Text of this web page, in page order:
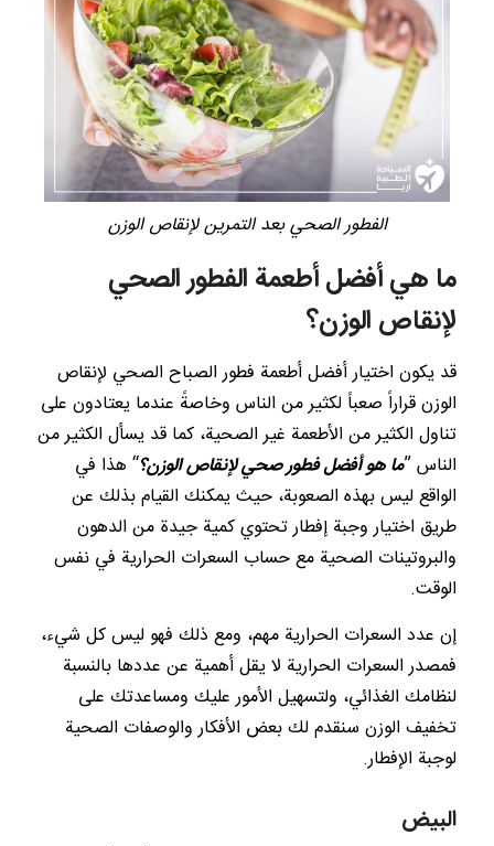
الفطور الصحي بعد التمرين لإنقاص الوزن
ما هي أفضل أطعمة الفطور الصحي
لإنقاص الوزن؟
قد يكون اختيار أفضل أطعمة فطور الصباح الصحي لإنقاص
الوزن قراراً صعباً لكثير من الناس وخاصةً عندما يعتادون على
تناول الكثير من الأطعمة غير الصحية، كما قد يسأل الكثير من
الناس ”ما هو أفضل فطور صحي لإنقاص الوزن؟“ هذا في
الواقع ليس بهذه الصعوبة، حيث يمكنك القيام بذلك عن
طريق اختيار وجبة إفطار تحتوي كمية جيدة من الدهون
والبروتينات الصحية مع حساب السعرات الحرارية في نفس
الوقت.
إن عدد السعرات الحرارية مهم، ومع ذلك فهو ليس كل شيء،
فمصدر السعرات الحرارية لا يقل أهمية عن عددها بالنسبة
لنظامك الغذائي، ولتسهيل الأمور عليك ومساعدتك على
تخفيف الوزن سنقدم لك بعض الأفكار والوصفات الصحية
لوجبة الإفطار.
البيض